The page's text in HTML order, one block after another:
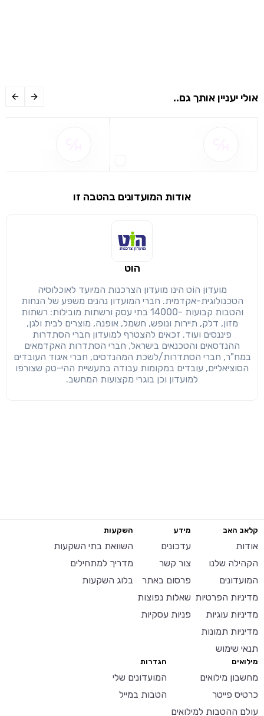
שיתוף
שימו לב!
מימוש הטבה זו ניתן רק לחברי
הבנתי, המשך לאתר
אולי יעניין אותך גם..
אודות המועדונים בהטבה זו
הוט
מועדון הוֹט הינו מועדון הצרכנות המיועד לאוכלוסיה
הטכנולוגית-אקדמית. חברי המועדון נהנים משפע של הנחות
והטבות קבועות -14000 בתי עסק ורשתות מובילות: רשתות
מזון, דלק, תיירות ונופש, חשמל, אופנה, מוצרים לבית ולגן,
פיננסים ועוד. זכאים להצטרף למועדון חברי הסתדרות
ההנדסאים והטכנאים בישראל, חברי הסתדרות האקדמאים
במח"ר, חברי הסתדרות/לשכת המהנדסים, חברי איגוד העובדים
הסוציאליים, עובדים במקומות עבודה בתעשיית ההי-טק שצורפו
למועדון וכן בוגרי מקצועות המחשב.
קלאב האב
אודות
הקהילה שלנו
המועדונים
מדיניות הפרטיות
מדיניות עוגיות
מדיניות תמונות
תנאי שימוש
מידע
עדכונים
צור קשר
פרסום באתר
שאלות נפוצות
פניות עסקיות
השקעות
השוואת בתי השקעות
מדריך למתחילים
בלוג השקעות
מילואים
מחשבון מילואים
כרטיס פייטר
עולם ההטבות למילואים
הגדרות
המועדונים שלי
הטבות במייל